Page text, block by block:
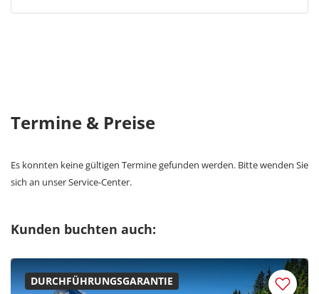
Termine & Preise
Es konnten keine gültigen Termine gefunden werden. Bitte wenden Sie
sich an unser Service-Center.
Kunden buchten auch:
DURCHFÜHRUNGSGARANTIE